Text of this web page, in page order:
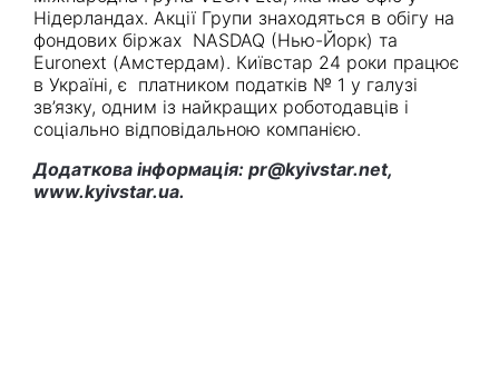
Нідерландах. Акції Групи знаходяться в обігу на
фондових біржах NASDAQ (Нью-Йорк) та
Euronext (Амстердам). Київстар 24 роки працює
в Україні, є платником податків № 1 у галузі
зв’язку, одним із найкращих роботодавців і
соціально відповідальною компанією.
Додаткова інформація: pr@kyivstar.net,
www.kyivstar.ua.